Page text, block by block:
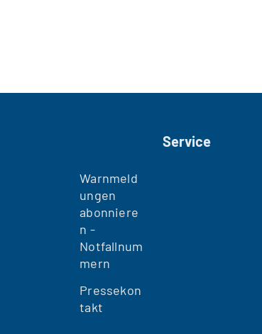
Warnmeld
ungen
abonniere
n -
Notfallnum
mern
Pressekon
takt
Service